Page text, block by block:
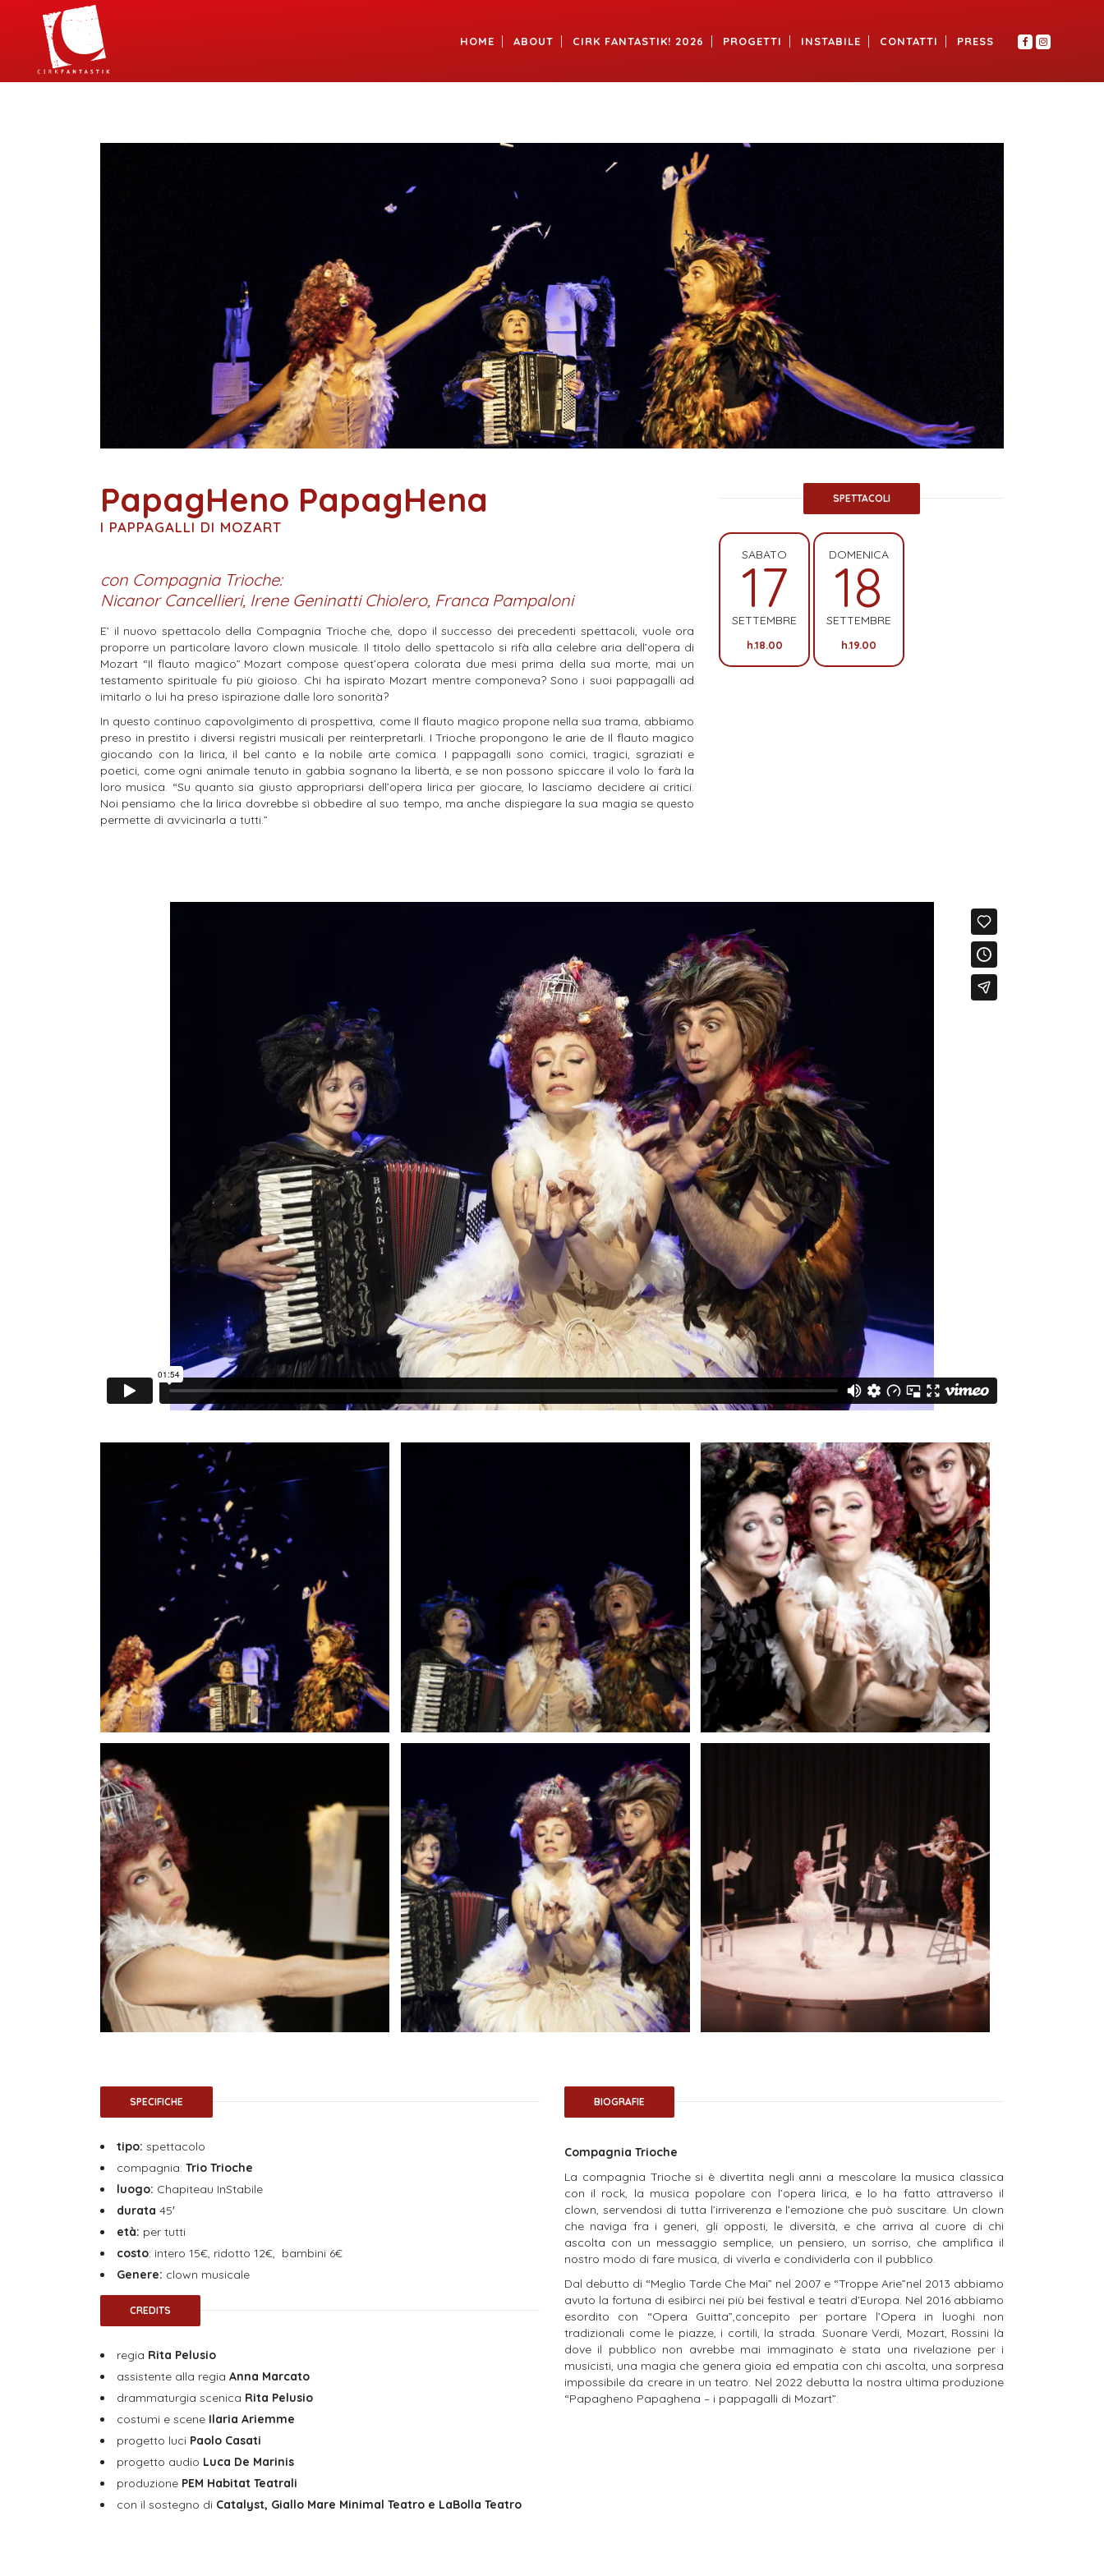
HOME ABOUT CIRK FANTASTIK! 2026 PROGETTI INSTABILE CONTATTI PRESS
PapagHeno PapagHena
I PAPPAGALLI DI MOZART
con Compagnia Trioche:
Nicanor Cancellieri, Irene Geninatti Chiolero, Franca Pampaloni
E’ il nuovo spettacolo della Compagnia Trioche che, dopo il successo dei precedenti spettacoli, vuole ora
proporre un particolare lavoro clown musicale. Il titolo dello spettacolo si rifà alla celebre aria dell’opera di
Mozart “Il flauto magico”.Mozart compose quest’opera colorata due mesi prima della sua morte, mai un
testamento spirituale fu più gioioso. Chi ha ispirato Mozart mentre componeva?Sono i suoi pappagalli ad
imitarlo o lui ha preso ispirazione dalle loro sonorità?
In questo continuo capovolgimento di prospettiva, come Il flauto magico propone nella sua trama, abbiamo
preso in prestito i diversi registri musicali per reinterpretarli. I Trioche propongono le arie de Il flauto magico
giocando con la lirica, il bel canto e la nobile arte comica. I pappagalli sono comici, tragici, sgraziati e
poetici, come ogni animale tenuto in gabbia sognano la libertà, e se non possono spiccare il volo lo farà la
loro musica. “Su quanto sia giusto appropriarsi dell’opera lirica per giocare, lo lasciamo decidere ai critici.
Noi pensiamo che la lirica dovrebbe sì obbedire al suo tempo, ma anche dispiegare la sua magia se questo
permette di avvicinarla a tutti.”
SPETTACOLI
SABATO
17
SETTEMBRE
h.18.00
DOMENICA
18
SETTEMBRE
h.19.00
SPECIFICHE
tipo: spettacolo
compagnia: Trio Trioche
luogo: Chapiteau InStabile
durata 45′
età: per tutti
costo: intero 15€, ridotto 12€,
bambini 6€
Genere: clown musicale
CREDITS
regia Rita Pelusio
assistente alla regia Anna Marcato
drammaturgia scenica Rita Pelusio
costumi e scene Ilaria Ariemme
progetto luci Paolo Casati
progetto audio Luca De Marinis
produzione PEM Habitat Teatrali
con il sostegno di Catalyst, Giallo Mare Minimal Teatro e LaBolla Teatro
BIOGRAFIE
Compagnia Trioche
La compagnia Trioche si è divertita negli anni a mescolare la musica classica
con il rock, la musica popolare con l’opera lirica, e lo ha fatto attraverso il
clown, servendosi di tutta l’irriverenza e l’emozione che può suscitare. Un clown
che naviga fra i generi, gli opposti, le diversità, e che arriva al cuore di chi
ascolta con un messaggio semplice, un pensiero, un sorriso, che amplifica il
nostro modo di fare musica, di viverla e condividerla con il pubblico.
Dal debutto di “Meglio Tarde Che Mai” nel 2007 e “Troppe Arie”nel 2013 abbiamo
avuto la fortuna di esibirci nei più bei festival e teatri d’Europa. Nel 2016 abbiamo
esordito con “Opera Guitta”,concepito per portare l’Opera in luoghi non
tradizionali come le piazze, i cortili, la strada. Suonare Verdi, Mozart, Rossini là
dove il pubblico non avrebbe mai immaginato è stata una rivelazione per i
musicisti, una magia che genera gioia ed empatia con chi ascolta, una sorpresa
impossibile da creare in un teatro. Nel 2022 debutta la nostra ultima produzione
“Papagheno Papaghena – i pappagalli di Mozart”.